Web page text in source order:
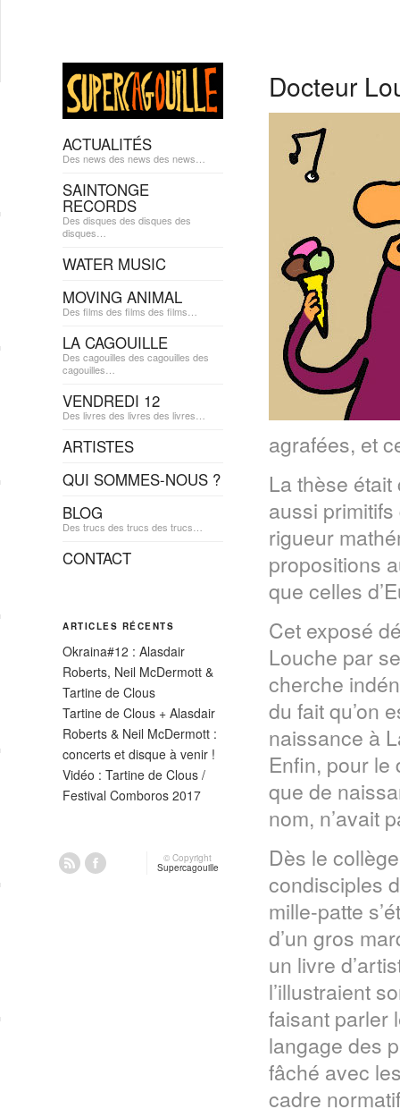
Docteur
agrafées, et
La thèse
aussi
rigueur
propositions
que celles
Cet exposé
Louche par
cherche
du fait qu’on
naissance à
Enfin, pour le
que de
nom, n’avait
Dès le
condisciples
mille-patte
d’un gros
un livre
l’illustraient
faisant parler
langage des
fâché avec
cadre
ACTUALITÉS
Des news des news des news…
SAINTONGE
RECORDS
Des disques des disques des
disques…
WATER MUSIC
MOVING ANIMAL
Des films des films des films…
LA CAGOUILLE
Des cagouilles des cagouilles des
cagouilles…
VENDREDI 12
Des livres des livres des livres…
ARTISTES
QUI SOMMES-NOUS ?
BLOG
Des trucs des trucs des trucs…
CONTACT
ARTICLES RÉCENTS
Okraina#12 : Alasdair
Roberts, Neil McDermott &
Tartine de Clous
Tartine de Clous + Alasdair
Roberts & Neil McDermott :
concerts et disque à venir !
Vidéo : Tartine de Clous /
Festival Comboros 2017
© Copyright
Supercagouille